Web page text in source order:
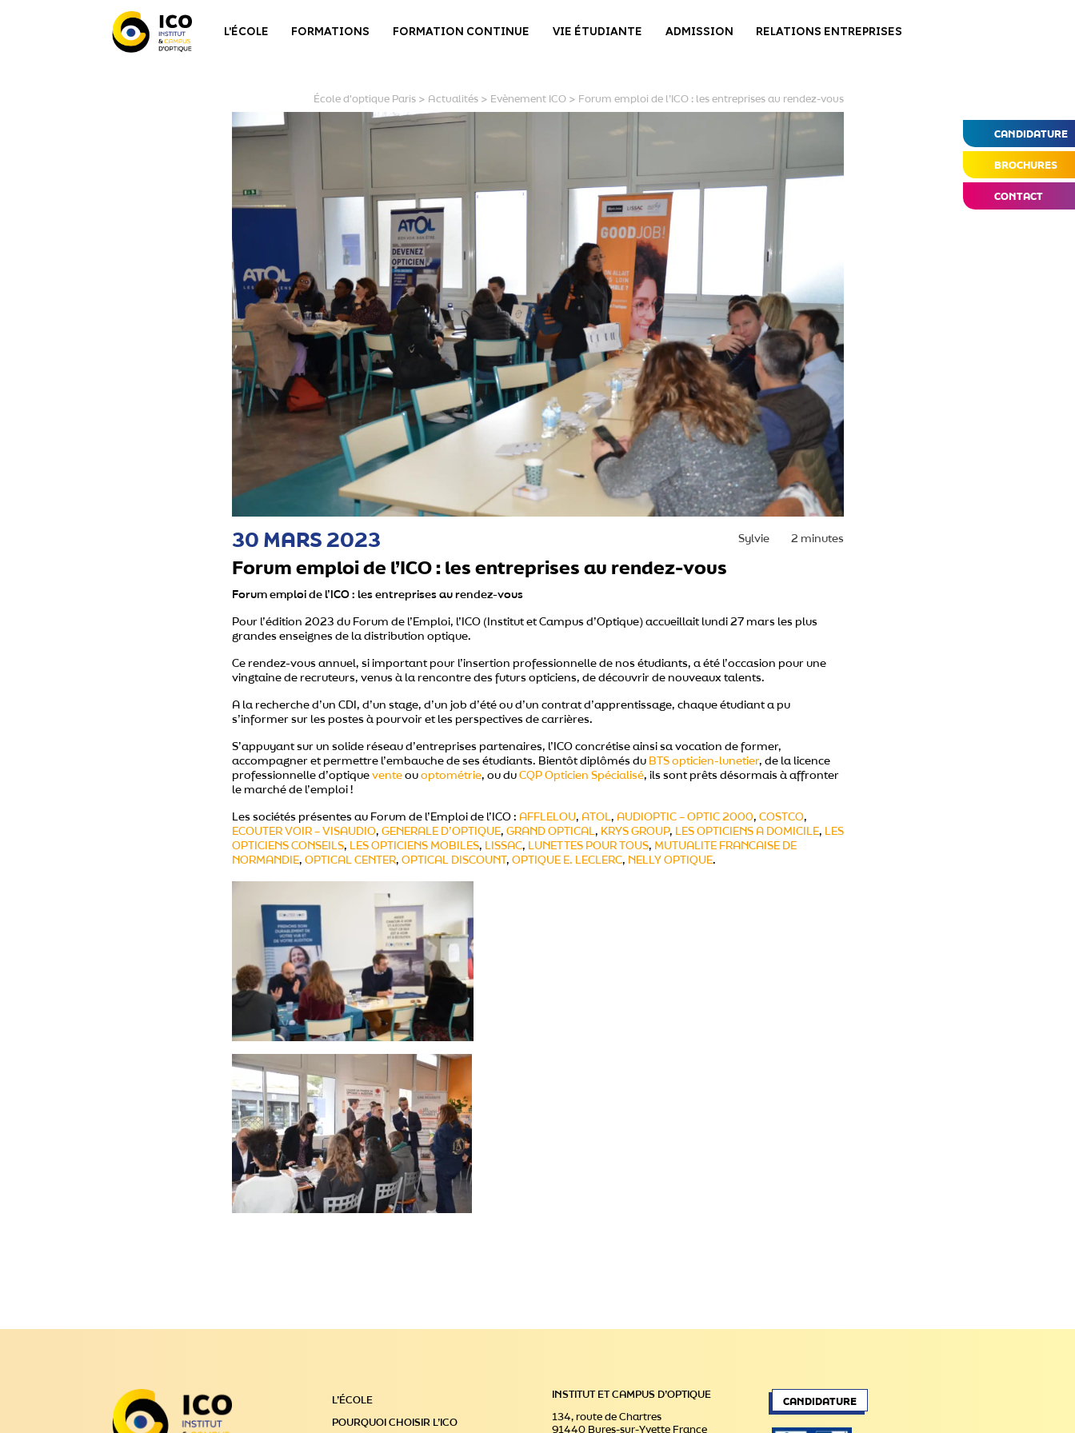
L'ÉCOLE FORMATIONS FORMATION CONTINUE VIE ÉTUDIANTE ADMISSION RELATIONS ENTREPRISES
CANDIDATURE
BROCHURES
CONTACT
École d'optique Paris> Actualités> Evènement ICO> Forum emploi de l’ICO : les entreprises au rendez-vous
30 MARS 2023 Sylvie 2 minutes
Forum emploi de l’ICO : les entreprises au rendez-vous
Forum emploi de l’ICO : les entreprises au rendez-vous
Pour l’édition 2023 du Forum de l’Emploi, l’ICO (Institut et Campus d’Optique) accueillait lundi 27 mars les plus
grandes enseignes de la distribution optique.
Ce rendez-vous annuel, si important pour l’insertion professionnelle de nos étudiants, a été l’occasion pour une
vingtaine de recruteurs, venus à la rencontre des futurs opticiens, de découvrir de nouveaux talents.
A la recherche d’un CDI, d’un stage, d’un job d’été ou d’un contrat d’apprentissage, chaque étudiant a pu
s’informer sur les postes à pourvoir et les perspectives de carrières.
S’appuyant sur un solide réseau d’entreprises partenaires, l’ICO concrétise ainsi sa vocation de former,
accompagner et permettre l’embauche de ses étudiants. Bientôt diplômés du BTS opticien-lunetier, de la licence
professionnelle d’optique venteou optométrie, ou du CQP Opticien Spécialisé, ils sont prêts désormais à affronter
le marché de l’emploi !
Les sociétés présentes au Forum de l’Emploi de l’ICO : AFFLELOU, ATOL, AUDIOPTIC – OPTIC 2000, COSTCO,
ECOUTER VOIR – VISAUDIO, GENERALE D’OPTIQUE, GRAND OPTICAL, KRYS GROUP, LES OPTICIENS A DOMICILE, LES
OPTICIENS CONSEILS, LES OPTICIENS MOBILES, LISSAC, LUNETTES POUR TOUS, MUTUALITE FRANCAISE DE
NORMANDIE, OPTICAL CENTER, OPTICAL DISCOUNT , OPTIQUE E. LECLERC, NELLY OPTIQUE.
L’ÉCOLE
POURQUOI CHOISIR L’ICO
INSTITUT ET CAMPUS D’OPTIQUE
134, route de Chartres
91440 Bures-sur-Yvette France
CANDIDATURE